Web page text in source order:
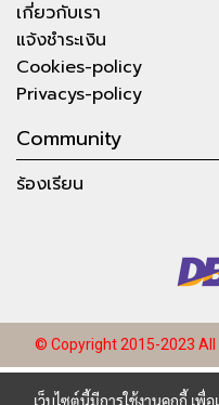
เกี่ยวกับเรา
แจ้งชำระเงิน
Cookies-policy
Privacys-policy
Community
ร้องเรียน
© Copyright 2015-2023 All
เว็บไซต์นี้มีการใช้งานคุกกี้ เ